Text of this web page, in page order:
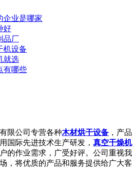
企业是哪家
好
品厂
机设备
就选
有哪些
公司专营各种木材烘干设备 ，产品
国际先进技术生产研发， 真空干燥机
的作业需求，广受好评。公司重视我
，将优质的产品和服务提供给广大客